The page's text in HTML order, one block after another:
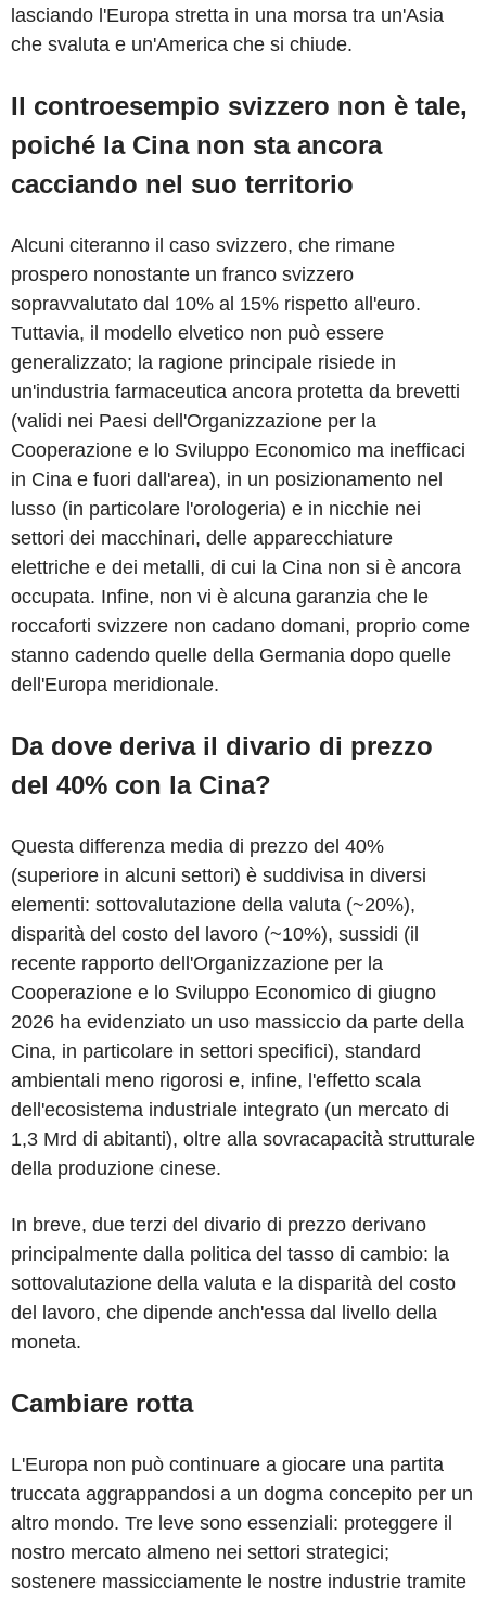
lasciando l'Europa stretta in una morsa tra un'Asia
che svaluta e un'America che si chiude.
Il controesempio svizzero non è tale,
poiché la Cina non sta ancora
cacciando nel suo territorio
Alcuni citeranno il caso svizzero, che rimane
prospero nonostante un franco svizzero
sopravvalutato dal 10% al 15% rispetto all'euro.
Tuttavia, il modello elvetico non può essere
generalizzato; la ragione principale risiede in
un'industria farmaceutica ancora protetta da brevetti
(validi nei Paesi dell'Organizzazione per la
Cooperazione e lo Sviluppo Economico ma inefficaci
in Cina e fuori dall'area), in un posizionamento nel
lusso (in particolare l'orologeria) e in nicchie nei
settori dei macchinari, delle apparecchiature
elettriche e dei metalli, di cui la Cina non si è ancora
occupata. Infine, non vi è alcuna garanzia che le
roccaforti svizzere non cadano domani, proprio come
stanno cadendo quelle della Germania dopo quelle
dell'Europa meridionale.
Da dove deriva il divario di prezzo
del 40% con la Cina?
Questa differenza media di prezzo del 40%
(superiore in alcuni settori) è suddivisa in diversi
elementi: sottovalutazione della valuta (~20%),
disparità del costo del lavoro (~10%), sussidi (il
recente rapporto dell'Organizzazione per la
Cooperazione e lo Sviluppo Economico di giugno
2026 ha evidenziato un uso massiccio da parte della
Cina, in particolare in settori specifici), standard
ambientali meno rigorosi e, infine, l'effetto scala
dell'ecosistema industriale integrato (un mercato di
1,3 Mrd di abitanti), oltre alla sovracapacità strutturale
della produzione cinese.
In breve, due terzi del divario di prezzo derivano
principalmente dalla politica del tasso di cambio: la
sottovalutazione della valuta e la disparità del costo
del lavoro, che dipende anch'essa dal livello della
moneta.
Cambiare rotta
L'Europa non può continuare a giocare una partita
truccata aggrappandosi a un dogma concepito per un
altro mondo. Tre leve sono essenziali: proteggere il
nostro mercato almeno nei settori strategici;
sostenere massicciamente le nostre industrie tramite